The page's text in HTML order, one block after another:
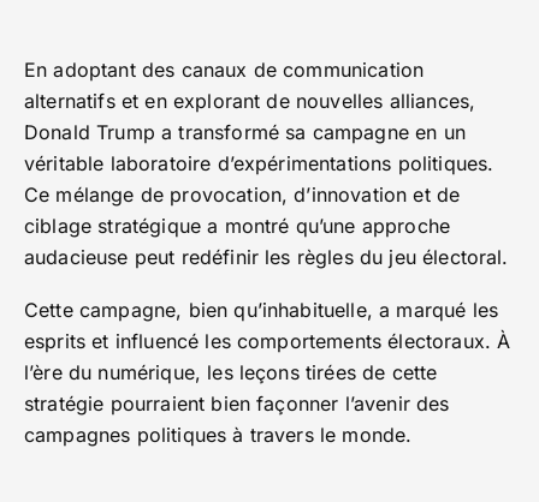
En adoptant des canaux de communication
alternatifs et en explorant de nouvelles alliances,
Donald Trump a transformé sa campagne en un
véritable laboratoire d’expérimentations politiques.
Ce mélange de provocation, d’innovation et de
ciblage stratégique a montré qu’une approche
audacieuse peut redéfinir les règles du jeu électoral.
Cette campagne, bien qu’inhabituelle, a marqué les
esprits et influencé les comportements électoraux. À
l’ère du numérique, les leçons tirées de cette
stratégie pourraient bien façonner l’avenir des
campagnes politiques à travers le monde.